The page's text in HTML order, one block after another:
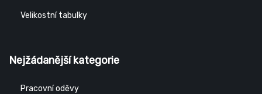
Velikostní tabulky
Nejžádanější kategorie
Pracovní oděvy